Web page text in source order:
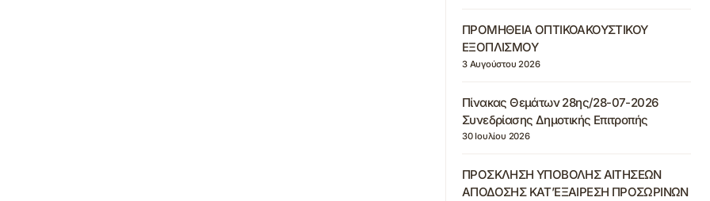
ΠΡΟΜΗΘΕΙΑ ΟΠΤΙΚΟΑΚΟΥΣΤΙΚΟΥ
ΕΞΟΠΛΙΣΜΟΥ
3 Αυγούστου 2026
Πίνακας Θεμάτων 28ης/28-07-2026
Συνεδρίασης Δημοτικής Επιτροπής
30 Ιουλίου 2026
ΠΡΟΣΚΛΗΣΗ ΥΠΟΒΟΛΗΣ ΑΙΤΗΣΕΩΝ
ΑΠΟΔΟΣΗΣ ΚΑΤ’ΕΞΑΙΡΕΣΗ ΠΡΟΣΩΡΙΝΩΝ